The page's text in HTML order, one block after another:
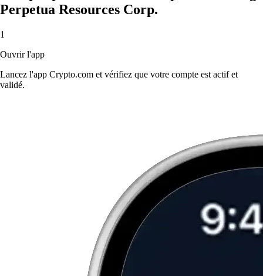
Perpetua Resources Corp.
1
Ouvrir l'app
Lancez l'app Crypto.com et vérifiez que votre compte est actif et
validé.